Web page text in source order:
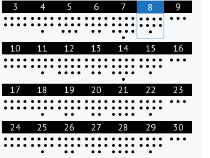
3
• • • •
• • • •
4
• • • •
• • • •
•
5
• • • •
• • • •
• • •
6
• • • •
• • • •
• •
7
• • • •
• • • •
• • • •
•
8
• • • •
• • • •
•
9
• • •
10
• • • •
• • • •
11
• • • •
• • • •
•
12
• • • •
• • • •
• • • •
13
• • • •
• • • •
• •
14
• • • •
• • • •
• • • •
•
15
• • • •
• • • •
•
16
• • •
17
• • • •
• • • •
18
• • • •
• • • •
•
19
• • • •
• • • •
• •
20
• • • •
• • • •
• •
21
• • • •
• • • •
• • • •
22
• • • •
• • • •
•
23
• • •
24
• • • •
• • • •
25
• • • •
• • • •
•
26
• • • •
• • • •
• •
27
• • • •
• • • •
• •
28
• • • •
• • • •
• • • •
29
• • • •
• • • •
•
30
• • •